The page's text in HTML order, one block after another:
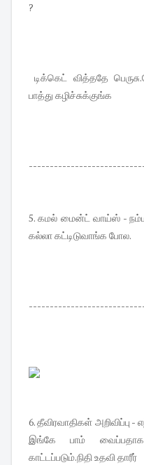
?
டிக்கெட் வித்ததே
பாத்து கழிச்சுக்குங்க
5. கமல் மைன்ட் வாய்ஸ் -
கல்லா கட்டிடுவாங்க போல.
6. தீவிரவாதிகள்
இங்கே பாம் வைப்பதாக
காட்டப்படும்.நிதி உதவி தாரீர்